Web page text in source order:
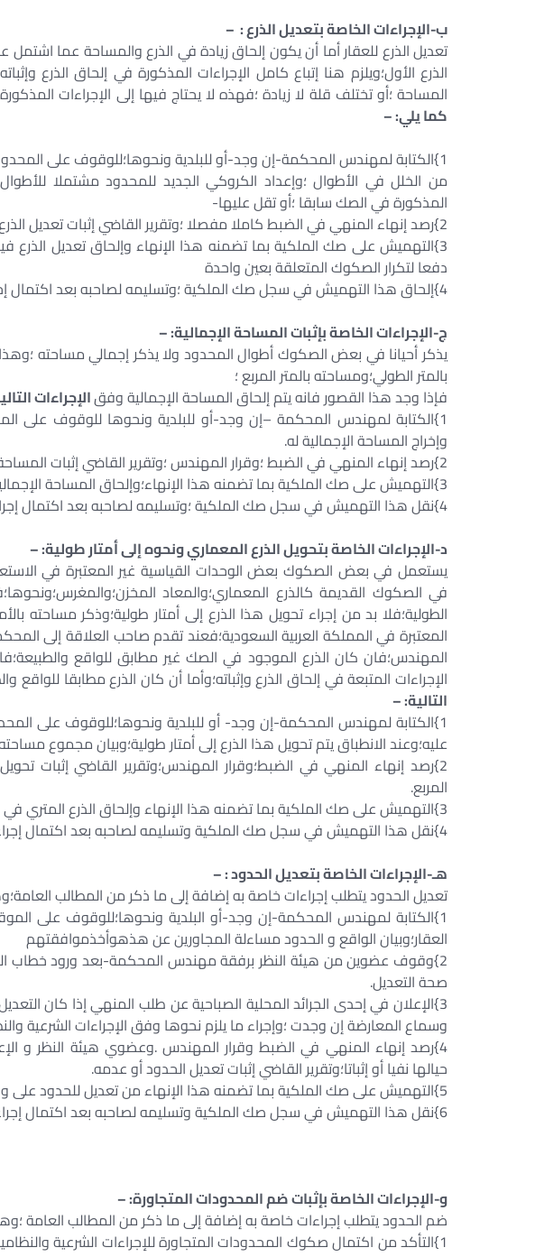
ب-الإجراءات الخاصة بتعديل الذرع : –
تعديل الذرع للعقار أما أن يكون إلحاق زيادة في الذرع والمساحة عما اشتمل
الذرع الأول؛ويلزم هنا إتباع كامل الإجراءات المذكورة في إلحاق الذرع
المساحة ؛أو تختلف قلة لا زيادة ؛فهذه لا يحتاج فيها إلى الإجراءات
كما يلي: –
1}الكتابة لمهندس المحكمة-إن وجد-أو للبلدية ونحوها؛للوقوف على
من الخلل في الأطوال ؛وإعداد الكروكي الجديد للمحدود مشتملا
المذكورة في الصك سابقا ؛أو تقل عليها-
2}رصد إنهاء المنهي في الضبط كاملا مفصلا ؛وتقرير القاضي إثبات تعديل الذرع بعد الاطلاع على قرار المهندس ؛وصك التملك
3}التهميش على صك الملكية بما تضمنه هذا الإنهاء وإلحاق تعديل
دفعا لتكرار الصكوك المتعلقة بعين واحدة
4}إلحاق هذا التهميش في سجل صك الملكية ؛وتسليمه لصاحبه بعد اكتمال إجراءاته.
ج-الإجراءات الخاصة بإثبات المساحة الإجمالية: –
يذكر أحيانا في بعض الصكوك أطوال المحدود ولا يذكر إجمالي مساحته
بالمتر الطولي؛ومساحته بالمتر المربع ؛
فإذا وجد هذا القصور فانه يتم إلحاق المساحة الإجمالية وفقالإجراءات
1}الكتابة لمهندس المحكمة –إن وجد-أو للبلدية ونحوها للوقوف على
وإخراج المساحة الإجمالية له.
2}رصد إنهاء المنهي في الضبط ؛وقرار المهندس ؛وتقرير القاضي إثبات المساحة الإجمالية لهذا المحدود.
3}التهميش على صك الملكية بما تضمنه هذا الإنهاء؛وإلحاق المساحة الإجمالية به.
4}نقل هذا التهميش في سجل صك الملكية ؛وتسليمه لصاحبه بعد اكتمال إجراءاته.
د-الإجراءات الخاصة بتحويل الذرع المعماري ونحوه إلى أمتار طولية: –
يستعمل في بعض الصكوك بعض الوحدات القياسية غير المعتبرة في
في الصكوك القديمة كالذرع المعماري؛والمعاد
الطولية؛فلا بد من إجراء تحويل هذا الذرع إلى أمتار طولية؛وذكر مساحته
المعتبرة في المملكة العربية السعودية؛فعند تقدم صاحب العلاقة إلى
المهندس؛فان كان الذرع الموجود في الصك غير مطابق للواقع
الإجراءات المتبعة في إلحاق الذرع وإثباته؛وأما أن كان الذرع مطابقا للواقع
التالية: –
1}الكتابة لمهندس المحكمة-إن وجد- أو للبلدية ونحوها؛للوقوف على
عليه؛وعند الانطباق يتم تحويل هذا الذرع إلى أمتار طولية؛وبيان مجموع مساحته
2}رصد إنهاء المنهي في الضبط؛وقرار المهندس؛وتقرير القاضي إثبات تحويل
المربع.
3}التهميش على صك الملكية بما تضمنه هذا الإنهاء وإلحاق الذرع المتري في صك الملكية.
4}نقل هذا التهميش في سجل صك الملكية وتسليمه لصاحبه بعد اكتمال إجراءاته.
هـ-الإجراءات الخاصة بتعديل الحدود : –
تعديل الحدود يتطلب إجراءات خاصة به إضافة إلى ما ذكر من المطالب
1}الكتابة لمهندس المحكمة-إن وجد-أو البلدية ونحوها؛للوقوف على
العقار؛وبيان الواقع و الحدود مساءلة المجاورين عن هذهوأخذموافقتهم
2}وقوف عضوين من هيئة النظر برفقة مهندس المحكمة-بعد ورود خطاب
صحة التعديل.
3}الإعلان في إحدى الجرائد المحلية الصباحية عن طلب المنهي إذا كان
وسماع المعارضة إن وجدت ؛وإجراء ما يلزم نحوها وفق الإجراءات الشرعية
4}رصد إنهاء المنهي في الضبط وقرار المهندس .وعضوي هيئة النظر و
حيالها نفيا أو إثباتا؛وتقرير القاضي إثبات تعديل الحدود أو عدمه.
5}التهميش على صك الملكية بما تضمنه هذا الإنهاء من تعديل للحدود على وفق ما ظهر وثبت مؤخرا.
6}نقل هذا التهميش في سجل صك الملكية وتسليمه لصاحبه بعد اكتمال إجراءاته.
و-الإجراءات الخاصة بإثبات ضم المحدودات المتجاورة: –
ضم الحدود يتطلب إجراءات خاصة به إضافة إلى ما ذكر من المطالب العامة
1}التأكد من اكتمال صكوك المحدودات المتجاورة للإجراءات الشرعية